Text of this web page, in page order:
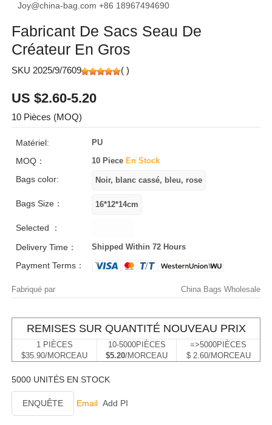
Joy@china-bag.com +86 18967494690
Fabricant De Sacs Seau De
Créateur En Gros
SKU 2025/9/7609 ( )
US $2.60-5.20
10 Pièces (MOQ)
Matériel: PU
MOQ： 10 Piece En Stock
Bags color:
Bags Size：
Selected ：
Delivery Time：
Shipped Within 72 Hours
Payment Terms：
Fabriqué par China Bags Wholesale
REMISES SUR QUANTITÉ NOUVEAU PRIX
1 PIÈCES
$35.90/MORCEAU
10-5000PIÈCES
$5.20/MORCEAU
=>5000PIÈCES
$ 2.60/MORCEAU
5000 UNITÉS EN STOCK
ENQUÊTE Email Add PI